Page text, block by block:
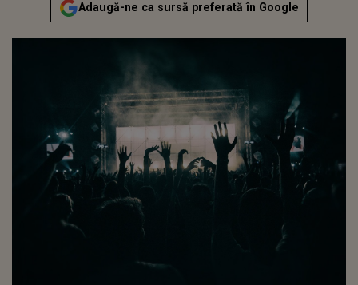
Adaugă-ne ca sursă preferată în Google